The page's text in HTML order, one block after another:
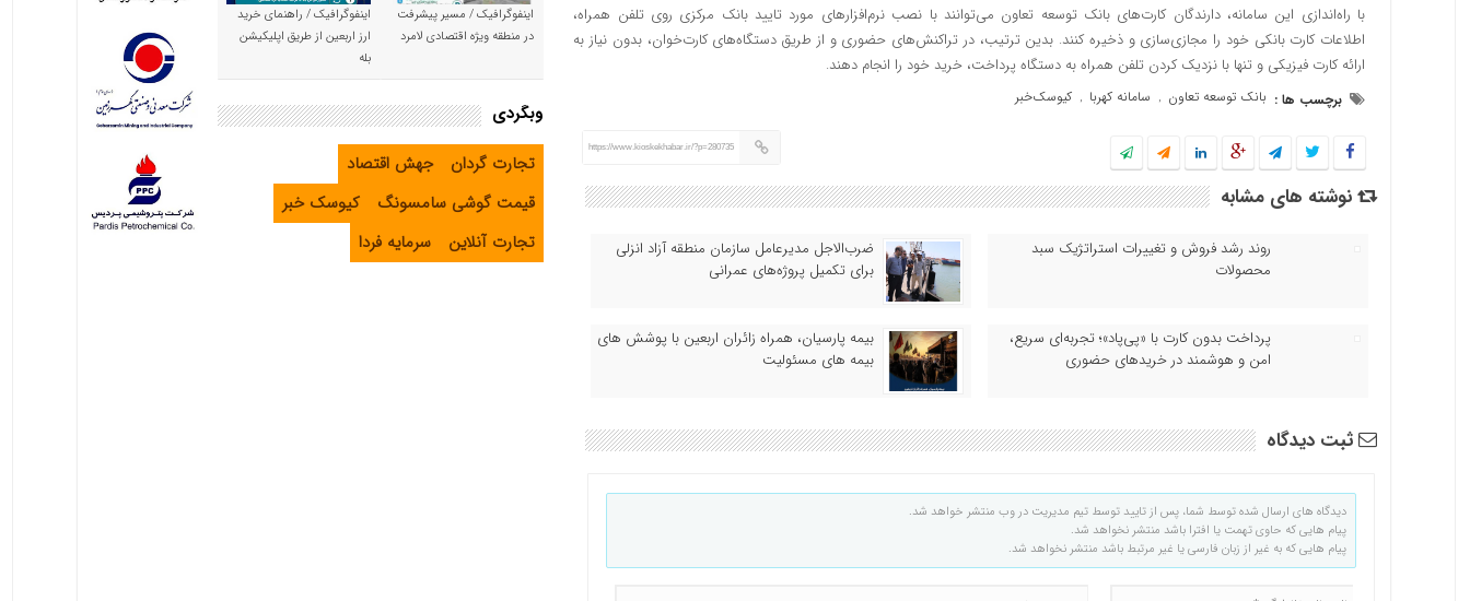
با راه‌اندازی این سامانه، دارندگان کارت‌های بانک توسعه تعاون می‌توانند با نصب نرم‌افزارهای مورد تایید بانک مرکزی روی تلفن همراه،
اطلاعات کارت بانکی خود را مجازی‌سازی و ذخیره کنند. بدین ترتیب، در تراکنش‌های حضوری و از طریق دستگاه‌های کارت‌خوان، بدون نیاز به
ارائه کارت فیزیکی و تنها با نزدیک کردن تلفن همراه به دستگاه پرداخت، خرید خود را انجام دهند.
برچسب ها : بانک توسعه تعاون , سامانه کهربا , کیوسک‌خبر
https://www.kioskekhabar.ir/?p=280735
نوشته های مشابه
روند رشد فروش و تغییرات استراتژیک سبد
محصولات
ضرب‌الاجل مدیرعامل سازمان منطقه آزاد انزلی
برای تکمیل پروژه‌های عمرانی
پرداخت بدون کارت با «پی‌پاد»؛ تجربه‌ای سریع،
امن و هوشمند در خریدهای حضوری
بیمه پارسیان، همراه زائران اربعین با پوشش های
بیمه های مسئولیت
ثبت دیدگاه
دیدگاه های ارسال شده توسط شما، پس از تایید توسط تیم مدیریت در وب منتشر خواهد شد.
پیام هایی که حاوی تهمت یا افترا باشد منتشر نخواهد شد.
پیام هایی که به غیر از زبان فارسی یا غیر مرتبط باشد منتشر نخواهد شد.
اینفوگرافیک / مسیر پیشرفت
در منطقه ویژه اقتصادی لامرد
اینفوگرافیک / راهنمای خرید
ارز اربعین از طریق اپلیکیشن
بله
وبگردی
تجارت گردان
جهش اقتصاد
قیمت گوشی سامسونگ
کیوسک خبر
تجارت آنلاین
سرمایه فردا